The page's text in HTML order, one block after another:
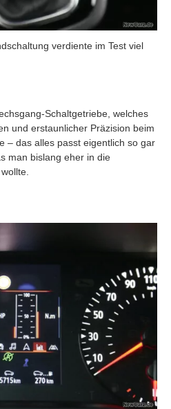
verdiente im Test viel
Schaltgetriebe, welches
und erstaunlicher Präzision beim
– das alles passt eigentlich so gar
man bislang eher in die